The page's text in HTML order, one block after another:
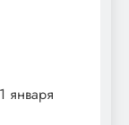
января